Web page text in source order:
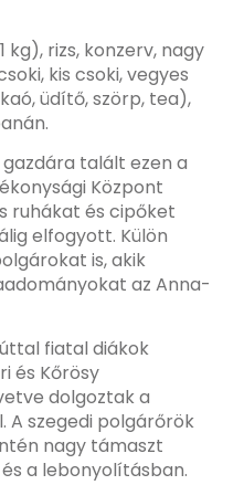
kg), rizs, konzerv, nagy
kis csoki, vegyes
üdítő, szörp, tea),
talált ezen a
Központ
ruhákat és cipőket
elfogyott. Külön
is, akik
az Anna-
fiatal diákok
és Kőrösy
dolgoztak a
szegedi polgárőrök
nagy támaszt
a lebonyolításban.